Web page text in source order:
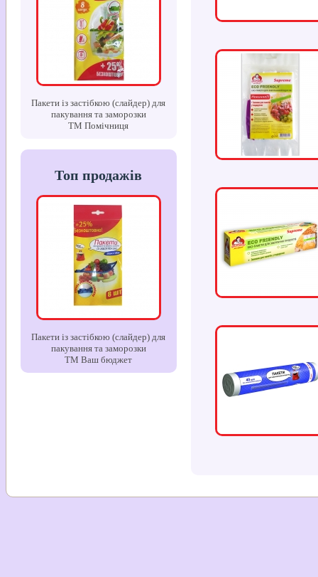
Пакети із застібкою (слайдер) для
пакування та заморозки
ТМ Помічниця
Топ продажів
Пакети із застібкою (слайдер) для
пакування та заморозки
ТМ Ваш бюджет